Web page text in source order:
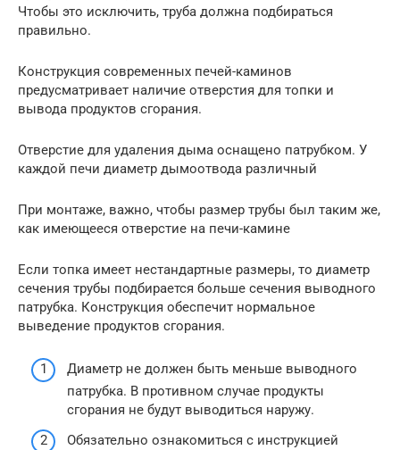
Чтобы это исключить, труба должна подбираться
правильно.
Конструкция современных печей-каминов
предусматривает наличие отверстия для топки и
вывода продуктов сгорания.
Отверстие для удаления дыма оснащено патрубком. У
каждой печи диаметр дымоотвода различный
При монтаже, важно, чтобы размер трубы был таким же,
как имеющееся отверстие на печи-камине
Если топка имеет нестандартные размеры, то диаметр
сечения трубы подбирается больше сечения выводного
патрубка. Конструкция обеспечит нормальное
выведение продуктов сгорания.
Диаметр не должен быть меньше выводного
патрубка. В противном случае продукты
сгорания не будут выводиться наружу.
Обязательно ознакомиться с инструкцией